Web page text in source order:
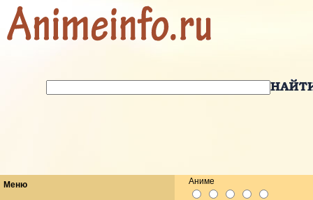
Аниме
Меню